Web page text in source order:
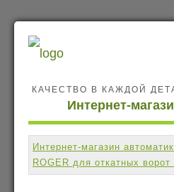
Интернет-
КАЧЕСТВО В КАЖДОЙ
Интернет-магазин
ROGER для откатных ворот